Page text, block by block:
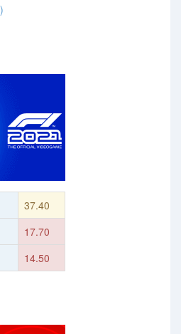
37.40
17.70
14.50